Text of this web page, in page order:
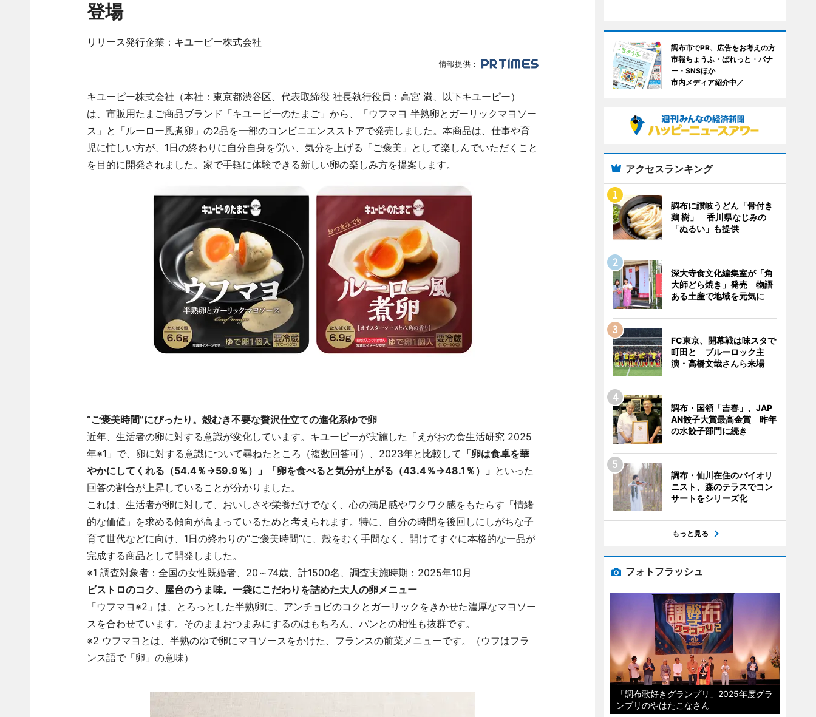
登場
リリース発行企業：キユーピー株式会社
情報提供：
キユーピー株式会社（本社：東京都渋谷区、代表取締役 社長執行役員：高宮 満、以下キユーピー）
は、市販用たまご商品ブランド「キユーピーのたまご」から、「ウフマヨ 半熟卵とガーリックマヨソー
ス」と「ルーロー風煮卵」の2品を一部のコンビニエンスストアで発売しました。本商品は、仕事や育
児に忙しい方が、1日の終わりに自分自身を労い、気分を上げる「ご褒美」として楽しんでいただくこと
を目的に開発されました。家で手軽に体験できる新しい卵の楽しみ方を提案します。
“ご褒美時間”にぴったり。殻むき不要な贅沢仕立ての進化系ゆで卵
近年、生活者の卵に対する意識が変化しています。キユーピーが実施した「えがおの食生活研究 2025
年※1」で、卵に対する意識について尋ねたところ（複数回答可）、2023年と比較して 「卵は食卓を華
やかにしてくれる（54.4％→59.9％）」「卵を食べると気分が上がる（43.4％→48.1％）」 といった
回答の割合が上昇していることが分かりました。
これは、生活者が卵に対して、おいしさや栄養だけでなく、心の満足感やワクワク感をもたらす「情緒
的な価値」を求める傾向が高まっているためと考えられます。特に、自分の時間を後回しにしがちな子
育て世代などに向け、1日の終わりの“ご褒美時間”に、殻をむく手間なく、開けてすぐに本格的な一品が
完成する商品として開発しました。
※1 調査対象者：全国の女性既婚者、20～74歳、計1500名、調査実施時期：2025年10月
ビストロのコク、屋台のうま味。一袋にこだわりを詰めた大人の卵メニュー
「ウフマヨ※2」は、とろっとした半熟卵に、アンチョビのコクとガーリックをきかせた濃厚なマヨソー
スを合わせています。そのままおつまみにするのはもちろん、パンとの相性も抜群です。
※2 ウフマヨとは、半熟のゆで卵にマヨソースをかけた、フランスの前菜メニューです。（ウフはフラ
ンス語で「卵」の意味）
調布市でPR、広告をお考えの方
市報ちょうふ・ぱれっと・バナ
ー・SNSほか
市内メディア紹介中／
アクセスランキング
調布に讃岐うどん「骨付き
鶏 樹」 香川県なじみの
「ぬるい」も提供
深大寺食文化編集室が「角
大師どら焼き」発売 物語
ある土産で地域を元気に
FC東京、開幕戦は味スタで
町田と ブルーロック主
演・高橋文哉さんら来場
調布・国領「吉春」、JAP
AN餃子大賞最高金賞 昨年
の水餃子部門に続き
調布・仙川在住のバイオリ
ニスト、森のテラスでコン
サートをシリーズ化
もっと見る
フォトフラッシュ
「調布歌好きグランプリ」2025年度グラ
ンプリのやはたこなさん